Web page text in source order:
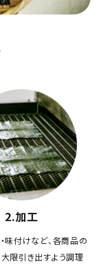
2.加工
味付けなど、各商品の
限引き出すよう調理